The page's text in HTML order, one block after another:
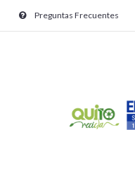
Preguntas Frecuentes